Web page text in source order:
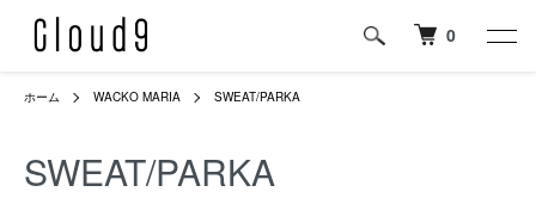
0
ホーム WACKO MARIA SWEAT/PARKA
SWEAT/PARKA